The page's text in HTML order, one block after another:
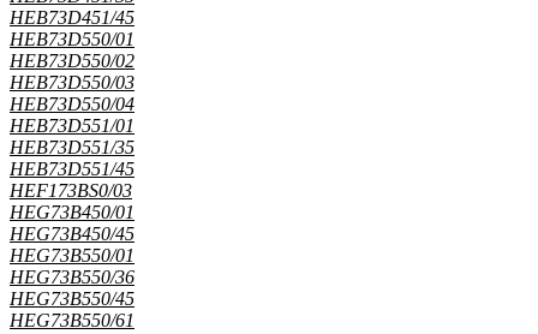
HEB73D451/45
HEB73D550/01
HEB73D550/02
HEB73D550/03
HEB73D550/04
HEB73D551/01
HEB73D551/35
HEB73D551/45
HEF173BS0/03
HEG73B450/01
HEG73B450/45
HEG73B550/01
HEG73B550/36
HEG73B550/45
HEG73B550/61